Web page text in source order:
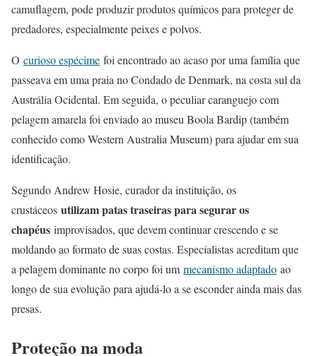
camuflagem, pode produzir produtos químicos para proteger de
predadores, especialmente peixes e polvos.
O curioso espécime foi encontrado ao acaso por uma família que
passeava em uma praia no Condado de Denmark, na costa sul da
Austrália Ocidental. Em seguida, o peculiar caranguejo com
pelagem amarela foi enviado ao museu Boola Bardip (também
conhecido como Western Australia Museum) para ajudar em sua
identificação.
Segundo Andrew Hosie, curador da instituição, os
crustáceos utilizam patas traseiras para segurar os
chapéus improvisados, que devem continuar crescendo e se
moldando ao formato de suas costas. Especialistas acreditam que
a pelagem dominante no corpo foi um mecanismo adaptado ao
longo de sua evolução para ajudá-lo a se esconder ainda mais das
presas.
Proteção na moda